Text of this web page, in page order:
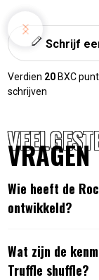
Schrijf
Verdien 20 BXC
schrijven
VRAGEN
Wie heeft de
ontwikkeld?
Wat zijn de
Truffle shuffle?